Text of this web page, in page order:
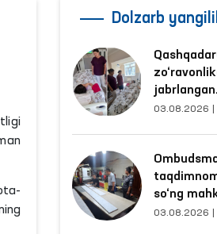
Dolzarb
jabrlangan
ayolning
o‘rganildi
03.08.2026
so‘ng
mehnat
03.08.2026